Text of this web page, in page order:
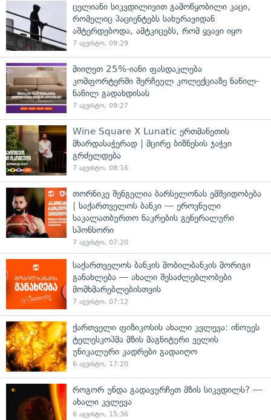
ცელიანი სიკვდილივით გამოწყობილი კაცი,
რომელიც პაციენტებს სახურავიდან
აშტერდებოდა, ამტკიცებს, რომ ყვავი იყო
7 აგვისტო, 09:29
მიიღეთ 25%-იანი ფასდაკლება
კომფორტერში შერჩეულ კოლექციაზე ნაწილ-
ნაწილ გადახდისას
7 აგვისტო, 09:27
Wine Square X Lunatic ერთმანეთის
მხარდასაჭერად | მცირე ბიზნესის ჯაჭვი
გრძელდება
7 აგვისტო, 08:16
თორნიკე შენგელია ბარსელონას ემშვიდობება
| საქართველოს ბანკი — ეროვნული
საკალათბურთო ნაკრების გენერალური
სპონსორი
7 აგვისტო, 07:20
საქართველოს ბანკის მობილბანკის მორიგი
განახლება — ახალი შესაძლებლობები
მომხმარებლებისთვის
7 აგვისტო, 07:12
ქართველი ფიზიკოსის ახალი კვლევა: ინოუეს
ტელესკოპმა მზის მაგნიტური ველის
უნიკალური კადრები გადაიღო
6 აგვისტო, 17:20
როგორ უნდა გადავურჩეთ მზის სიკვდილს? —
ახალი კვლევა
6 აგვისტო, 15:36